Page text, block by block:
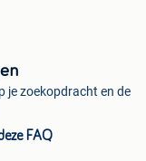
je zoekopdracht en de
FAQ